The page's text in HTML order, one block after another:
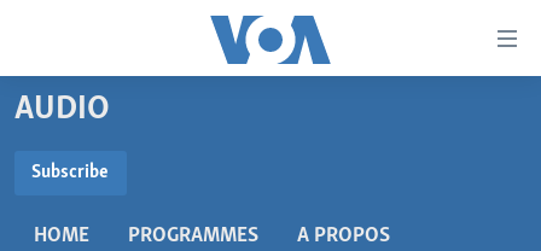
Menu
principal
navigation
MALI KURA
RADIO
AUDIO
Subscribe
HOME PROGRAMMES A PROPOS